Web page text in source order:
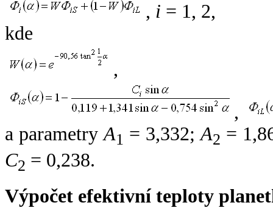
, i = 1, 2,
kde
,
,
a parametryA1 = 3,332;A2 =
C2 = 0,238.
Výpočet efektivní teploty